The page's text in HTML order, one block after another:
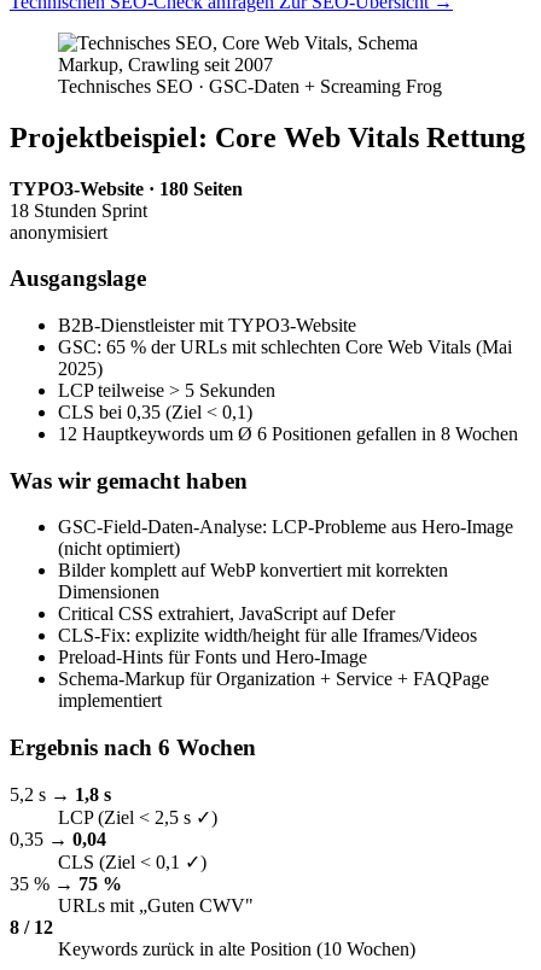
Technisches SEO · GSC-Daten + Screaming Frog
Projektbeispiel: Core Web Vitals Rettung
TYPO3-Website · 180 Seiten
18 Stunden Sprint
anonymisiert
Ausgangslage
B2B-Dienstleister mit TYPO3-Website
GSC: 65 % der URLs mit schlechten Core Web Vitals (Mai
2025)
LCP teilweise > 5 Sekunden
CLS bei 0,35 (Ziel < 0,1)
12 Hauptkeywords um Ø 6 Positionen gefallen in 8 Wochen
Was wir gemacht haben
GSC-Field-Daten-Analyse: LCP-Probleme aus Hero-Image
(nicht optimiert)
Bilder komplett auf WebP konvertiert mit korrekten
Dimensionen
Critical CSS extrahiert, JavaScript auf Defer
CLS-Fix: explizite width/height für alle Iframes/Videos
Preload-Hints für Fonts und Hero-Image
Schema-Markup für Organization + Service + FAQPage
implementiert
Ergebnis nach 6 Wochen
5,2 s → 1,8 s
LCP (Ziel < 2,5 s ✓)
0,35 → 0,04
CLS (Ziel < 0,1 ✓)
35 % → 75 %
URLs mit „Guten CWV"
8 / 12
Keywords zurück in alte Position (10 Wochen)